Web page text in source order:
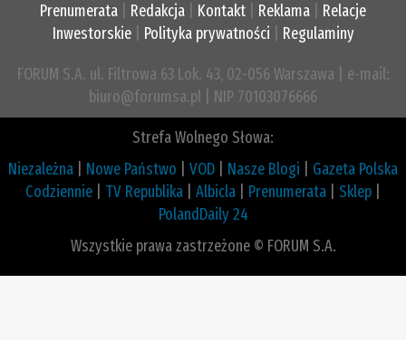
Prenumerata Redakcja Kontakt Reklama
Relacje
Inwestorskie| Polityka prywatności Regulaminy
FORUM S.A. ul. Filtrowa 63 Lok. 43, 02-056 Warszawa | e-mail:
biuro@forumsa.pl | NIP 70103076666
Strefa Wolnego Słowa:
Niezależna
Nowe Państwo VOD Nasze Blogi
Gazeta Polska
Codziennie
TV Republika Albicla Prenumerata Sklep
PolandDaily 24
Wszystkie prawa zastrzeżone © FORUM S.A.